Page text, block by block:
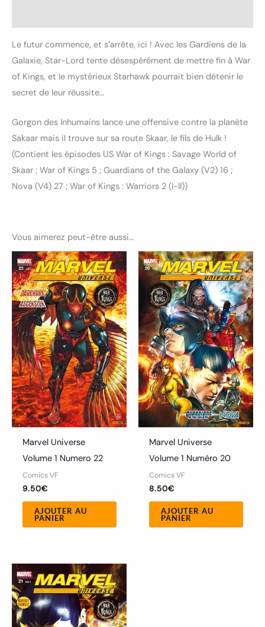
Le futur commence, et s’arrête, ici ! Avec les Gardiens de la
Galaxie, Star-Lord tente désespérément de mettre fin à War
of Kings, et le mystérieux Starhawk pourrait bien détenir le
secret de leur réussite…
Gorgon des Inhumains lance une offensive contre la planète
Sakaar mais il trouve sur sa route Skaar, le fils de Hulk !
(Contient les épisodes US War of Kings : Savage World of
Skaar ; War of Kings 5 ; Guardians of the Galaxy (V2) 16 ;
Nova (V4) 27 ; War of Kings : Warriors 2 (I-II))
Vous aimerez peut-être aussi…
Marvel Universe
Volume 1 Numero 22
Comics VF
9.50€
AJOUTER AU
PANIER
Marvel Universe
Volume 1 Numéro 20
Comics VF
8.50€
AJOUTER AU
PANIER